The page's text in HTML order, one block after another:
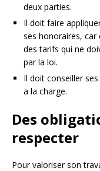
deux parties.
Il doit faire
ses honoraires, car
des tarifs qui ne
par la loi.
Il doit conseiller
a la charge.
Des
respecter
Pour valoriser son